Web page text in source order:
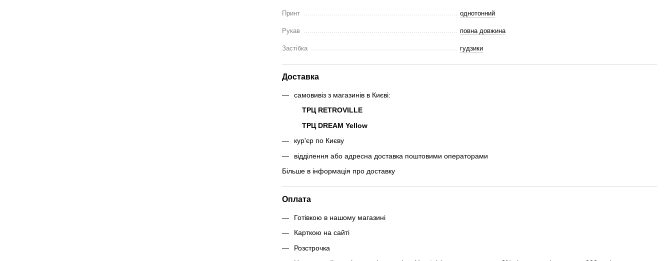
Принт однотонний
Рукав повна довжина
Застібка гудзики
Доставка
самовивіз з магазинів в Києві:
ТРЦ RETROVILLE
ТРЦ DREAM Yellow
кур'єр по Києву
відділення або адресна доставка поштовими операторами
Більше в інформація про доставку
Оплата
Готівкою в нашому магазині
Карткою на сайті
Розстрочка